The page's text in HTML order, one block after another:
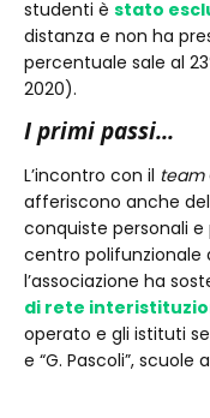
studenti è stato
distanza e non ha
percentuale sale al
2020).
I primi passi...
L’incontro con il team
afferiscono anche
conquiste personali
centro polifunzionale
l’associazione ha
di rete
operato e gli istituti
e “G. Pascoli”,